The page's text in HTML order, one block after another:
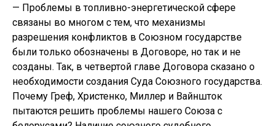
— Проблемы в топливно-энергетической сфере
связаны во многом с тем, что механизмы
разрешения конфликтов в Союзном государстве
были только обозначены в Договоре, но так и не
созданы. Так, в четвертой главе Договора сказано о
необходимости создания Суда Союзного государства.
Почему Греф, Христенко, Миллер и Вайншток
пытаются решить проблемы нашего Союза с